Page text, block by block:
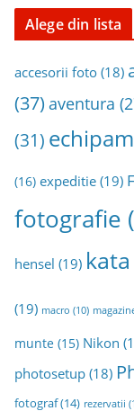
Alege din lista
accesorii foto (18)
(37) aventura
(31)
(16) expeditie (19)
fotografie
hensel (19) kata
(19) macro (10)
munte (15) Nikon
photosetup (18)
fotograf(14) rezervatii